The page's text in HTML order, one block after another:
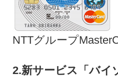
NTTグループ
2.新サービス「バイ